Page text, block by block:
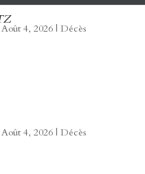
Août 4, 2026| Décès
Août 4, 2026| Décès